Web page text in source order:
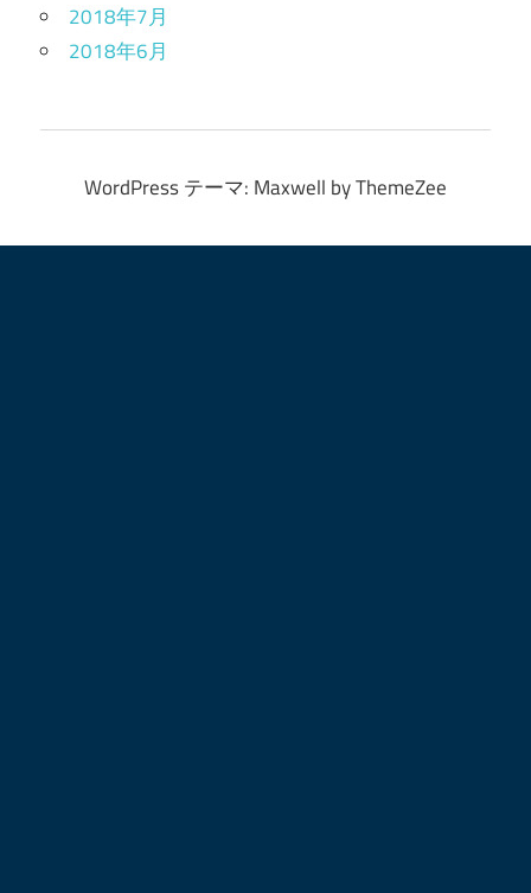
2018年7月
2018年6月
WordPress テーマ: Maxwell by ThemeZee